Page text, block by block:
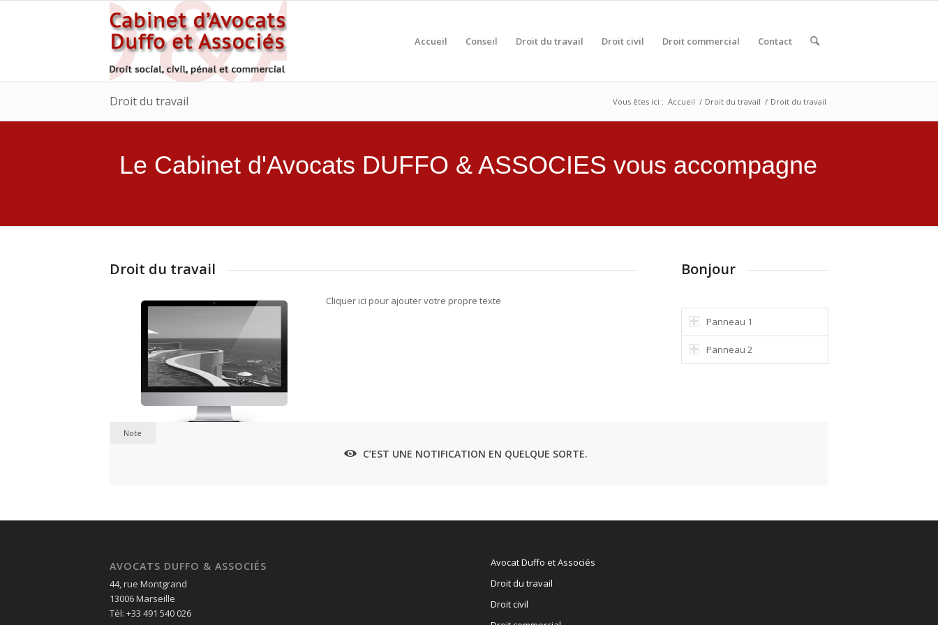
Accueil Conseil Droit du travail Droit civil Droit commercial Contact
Droit du travail Vous êtes ici : Accueil / Droit du travail / Droit du travail
Le Cabinet d'Avocats DUFFO & ASSOCIES vous accompagne
Droit du travail
Cliquer ici pour ajouter votre propre texte
Bonjour
Panneau 1
Panneau 2
Note
C’EST UNE NOTIFICATION EN QUELQUE SORTE.
AVOCATS DUFFO & ASSOCIÉS
44, rue Montgrand
13006 Marseille
Tél: +33 491 540 026
Avocat Duffo et Associés
Droit du travail
Droit civil